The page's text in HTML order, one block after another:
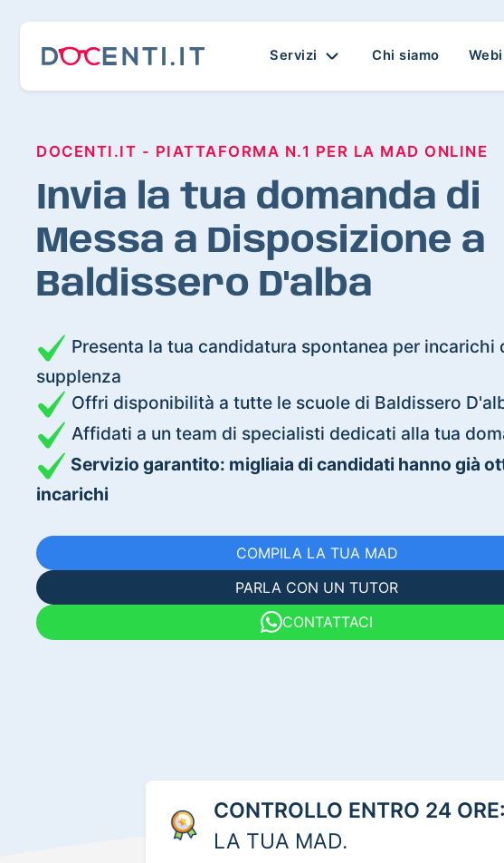
Servizi Chi siamo
DOCENTI.IT - PIATTAFORMA N.1 PER LA MAD ONLINE
Invia la tua domanda di
Messa a Disposizione a
Baldissero D'alba
Presenta la tua candidatura spontanea per incarichi
supplenza
Offri disponibilità a tutte le scuole di Baldissero
Affidati a un team di specialisti dedicati alla tua
Servizio garantito: migliaia di candidati hanno già
incarichi
COMPILA LA TUA MAD
PARLA CON UN TUTOR
CONTATTACI
CONTROLLO ENTRO 24 ORE:
LA TUA MAD.